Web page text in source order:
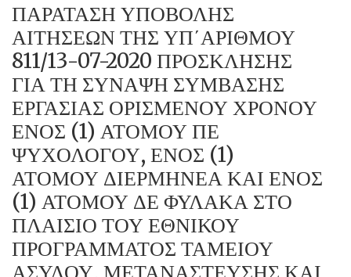
ΠΑΡΑΤΑΣΗ ΥΠΟΒΟΛΗΣ
ΑΙΤΗΣΕΩΝ ΤΗΣ ΥΠ΄ΑΡΙΘΜΟΥ
811/13-07-2020 ΠΡΟΣΚΛΗΣΗΣ
ΓΙΑ ΤΗ ΣΥΝΑΨΗ ΣΥΜΒΑΣΗΣ
ΕΡΓΑΣΙΑΣ ΟΡΙΣΜΕΝΟΥ ΧΡΟΝΟΥ
ΕΝΟΣ (1) ΑΤΟΜΟΥ ΠΕ
ΨΥΧΟΛΟΓΟΥ, ΕΝΟΣ (1)
ΑΤΟΜΟΥ ΔΙΕΡΜΗΝΕΑ ΚΑΙ ΕΝΟΣ
(1) ΑΤΟΜΟΥ ΔΕ ΦΥΛΑΚΑ ΣΤΟ
ΠΛΑΙΣΙΟ ΤΟΥ ΕΘΝΙΚΟΥ
ΠΡΟΓΡΑΜΜΑΤΟΣ ΤΑΜΕΙΟΥ